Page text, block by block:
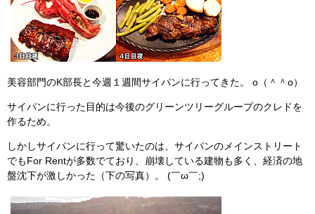
美容部門のK部長と今週１週間サイパンに行ってきた。 o（＾＾o）
サイパンに行った目的は今後のグリーンツリーグループのクレドを
作るため。
しかしサイパンに行って驚いたのは、サイパンのメインストリート
でもFor Rentが多数でており、崩壊している建物も多く、経済の地
盤沈下が激しかった（下の写真）。 (￣ω￣;)